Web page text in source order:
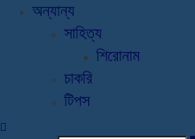
অন্যান্য
সাহিত্য
শিরোনাম
চাকরি
টিপস